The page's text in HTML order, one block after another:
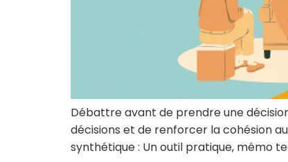
Débattre avant de prendre une
décisions et de renforcer la cohésion
synthétique : Un outil pratique, mémo